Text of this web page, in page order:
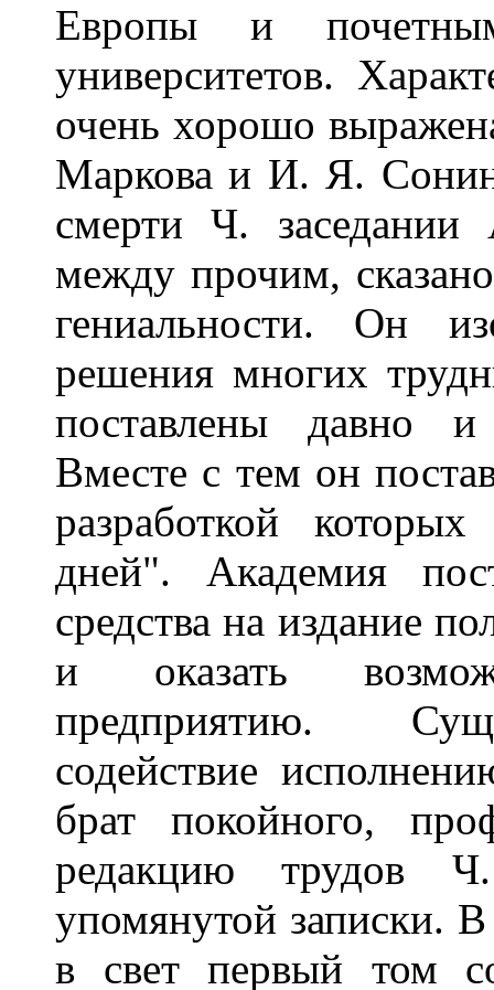
Европы и
университетов.
очень хорошо
Маркова и И. Я.
смерти Ч. заседании
между прочим,
гениальности. Он
решения многих
поставлены давно и
Вместе с тем он
разработкой
дней". Академия
средства на издание
и оказать
предприятию.
содействие
брат покойного,
редакцию трудов
упомянутой записки.
в свет первый том